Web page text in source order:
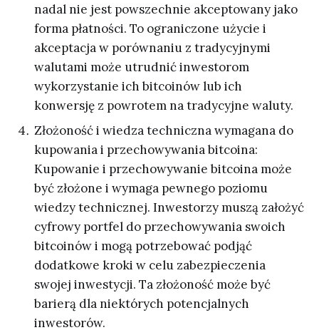
nadal nie jest powszechnie akceptowany jako
forma płatności. To ograniczone użycie i
akceptacja w porównaniu z tradycyjnymi
walutami może utrudnić inwestorom
wykorzystanie ich bitcoinów lub ich
konwersję z powrotem na tradycyjne waluty.
Złożoność i wiedza techniczna wymagana do
kupowania i przechowywania bitcoina:
Kupowanie i przechowywanie bitcoina może
być złożone i wymaga pewnego poziomu
wiedzy technicznej. Inwestorzy muszą założyć
cyfrowy portfel do przechowywania swoich
bitcoinów i mogą potrzebować podjąć
dodatkowe kroki w celu zabezpieczenia
swojej inwestycji. Ta złożoność może być
barierą dla niektórych potencjalnych
inwestorów.